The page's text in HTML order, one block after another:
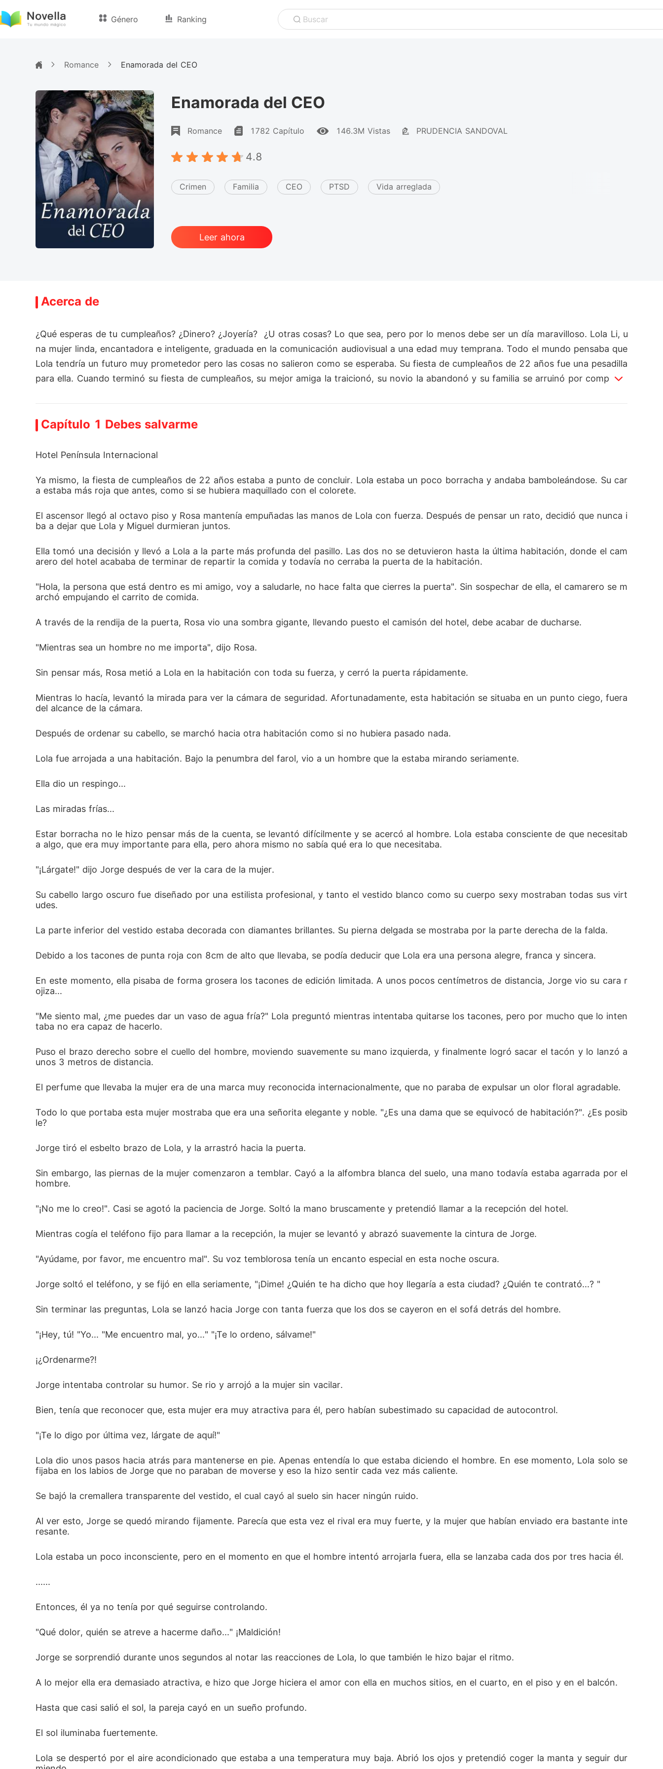
Género Ranking Buscar
Romance Enamorada del CEO
Enamorada del CEO
Romance 1782 Capítulo 146.3M Vistas PRUDENCIA SANDOVAL
4.8
Crimen Familia CEO PTSD Vida arreglada
Leer ahora
Acerca de
¿Qué esperas de tu cumpleaños? ¿Dinero? ¿Joyería?  ¿U otras cosas? Lo que sea, pero por lo menos debe ser un día maravilloso. Lola Li, u
na mujer linda, encantadora e inteligente, graduada en la comunicación audiovisual a una edad muy temprana. Todo el mundo pensaba que
Lola tendría un futuro muy prometedor pero las cosas no salieron como se esperaba. Su fiesta de cumpleaños de 22 años fue una pesadilla
para ella. Cuando terminó su fiesta de cumpleaños, su mejor amiga la traicionó, su novio la abandonó y su familia se arruinó por completo.
persiguiendo?
Capítulo 1 Debes salvarme
Hotel Península Internacional
Ya mismo, la fiesta de cumpleaños de 22 años estaba a punto de concluir. Lola estaba un poco borracha y andaba bamboleándose. Su car
a estaba más roja que antes, como si se hubiera maquillado con el colorete.
El ascensor llegó al octavo piso y Rosa mantenía empuñadas las manos de Lola con fuerza. Después de pensar un rato, decidió que nunca i
ba a dejar que Lola y Miguel durmieran juntos.
Ella tomó una decisión y llevó a Lola a la parte más profunda del pasillo. Las dos no se detuvieron hasta la última habitación, donde el cam
arero del hotel acababa de terminar de repartir la comida y todavía no cerraba la puerta de la habitación.
"Hola, la persona que está dentro es mi amigo, voy a saludarle, no hace falta que cierres la puerta". Sin sospechar de ella, el camarero se m
archó empujando el carrito de comida.
A través de la rendija de la puerta, Rosa vio una sombra gigante, llevando puesto el camisón del hotel, debe acabar de ducharse.
"Mientras sea un hombre no me importa", dijo Rosa.
Sin pensar más, Rosa metió a Lola en la habitación con toda su fuerza, y cerró la puerta rápidamente.
Mientras lo hacía, levantó la mirada para ver la cámara de seguridad. Afortunadamente, esta habitación se situaba en un punto ciego, fuera
del alcance de la cámara.
Después de ordenar su cabello, se marchó hacia otra habitación como si no hubiera pasado nada.
Lola fue arrojada a una habitación. Bajo la penumbra del farol, vio a un hombre que la estaba mirando seriamente.
Ella dio un respingo...
Las miradas frías...
Estar borracha no le hizo pensar más de la cuenta, se levantó difícilmente y se acercó al hombre. Lola estaba consciente de que necesitab
a algo, que era muy importante para ella, pero ahora mismo no sabía qué era lo que necesitaba.
"¡Lárgate!" dijo Jorge después de ver la cara de la mujer.
Su cabello largo oscuro fue diseñado por una estilista profesional, y tanto el vestido blanco como su cuerpo sexy mostraban todas sus virt
udes.
La parte inferior del vestido estaba decorada con diamantes brillantes. Su pierna delgada se mostraba por la parte derecha de la falda.
Debido a los tacones de punta roja con 8cm de alto que llevaba, se podía deducir que Lola era una persona alegre, franca y sincera.
En este momento, ella pisaba de forma grosera los tacones de edición limitada. A unos pocos centímetros de distancia, Jorge vio su cara r
ojiza...
"Me siento mal, ¿me puedes dar un vaso de agua fría?" Lola preguntó mientras intentaba quitarse los tacones, pero por mucho que lo inten
taba no era capaz de hacerlo.
Puso el brazo derecho sobre el cuello del hombre, moviendo suavemente su mano izquierda, y finalmente logró sacar el tacón y lo lanzó a
unos 3 metros de distancia.
El perfume que llevaba la mujer era de una marca muy reconocida internacionalmente, que no paraba de expulsar un olor floral agradable.
Todo lo que portaba esta mujer mostraba que era una señorita elegante y noble. "¿Es una dama que se equivocó de habitación?". ¿Es posib
le?
Jorge tiró el esbelto brazo de Lola, y la arrastró hacia la puerta.
Sin embargo, las piernas de la mujer comenzaron a temblar. Cayó a la alfombra blanca del suelo, una mano todavía estaba agarrada por el
hombre.
"¡No me lo creo!". Casi se agotó la paciencia de Jorge. Soltó la mano bruscamente y pretendió llamar a la recepción del hotel.
Mientras cogía el teléfono fijo para llamar a la recepción, la mujer se levantó y abrazó suavemente la cintura de Jorge.
"Ayúdame, por favor, me encuentro mal". Su voz temblorosa tenía un encanto especial en esta noche oscura.
Jorge soltó el teléfono, y se fijó en ella seriamente, "¡Dime! ¿Quién te ha dicho que hoy llegaría a esta ciudad? ¿Quién te contrató...? "
Sin terminar las preguntas, Lola se lanzó hacia Jorge con tanta fuerza que los dos se cayeron en el sofá detrás del hombre.
"¡Hey, tú! "Yo... "Me encuentro mal, yo..." "¡Te lo ordeno, sálvame!"
¡¿Ordenarme?!
Jorge intentaba controlar su humor. Se rio y arrojó a la mujer sin vacilar.
Bien, tenía que reconocer que, esta mujer era muy atractiva para él, pero habían subestimado su capacidad de autocontrol.
"¡Te lo digo por última vez, lárgate de aquí!"
Lola dio unos pasos hacia atrás para mantenerse en pie. Apenas entendía lo que estaba diciendo el hombre. En ese momento, Lola solo se
fijaba en los labios de Jorge que no paraban de moverse y eso la hizo sentir cada vez más caliente.
Se bajó la cremallera transparente del vestido, el cual cayó al suelo sin hacer ningún ruido.
Al ver esto, Jorge se quedó mirando fijamente. Parecía que esta vez el rival era muy fuerte, y la mujer que habían enviado era bastante inte
resante.
Lola estaba un poco inconsciente, pero en el momento en que el hombre intentó arrojarla fuera, ella se lanzaba cada dos por tres hacia él.
......
Entonces, él ya no tenía por qué seguirse controlando.
"Qué dolor, quién se atreve a hacerme daño..." ¡Maldición!
Jorge se sorprendió durante unos segundos al notar las reacciones de Lola, lo que también le hizo bajar el ritmo.
A lo mejor ella era demasiado atractiva, e hizo que Jorge hiciera el amor con ella en muchos sitios, en el cuarto, en el piso y en el balcón.
Hasta que casi salió el sol, la pareja cayó en un sueño profundo.
El sol iluminaba fuertemente.
Lola se despertó por el aire acondicionado que estaba a una temperatura muy baja. Abrió los ojos y pretendió coger la manta y seguir dur